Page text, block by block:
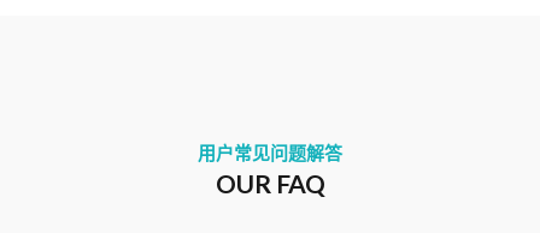
用户常见问题解答
OUR FAQ